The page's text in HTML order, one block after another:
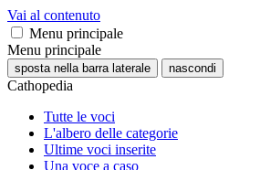
Vai al contenuto
Menu principale
Menu principale
sposta nella barra laterale nascondi
Cathopedia
Tutte le voci
L'albero delle categorie
Ultime voci inserite
Una voce a caso